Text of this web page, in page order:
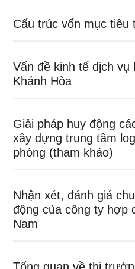
Cấu trúc vốn mục tiêu
Vấn đề kinh tế dịch vụ
Khánh Hòa
Giải pháp huy động
xây dựng trung tâm
phòng (tham khảo)
Nhận xét, đánh giá
động của công ty hợp
Nam